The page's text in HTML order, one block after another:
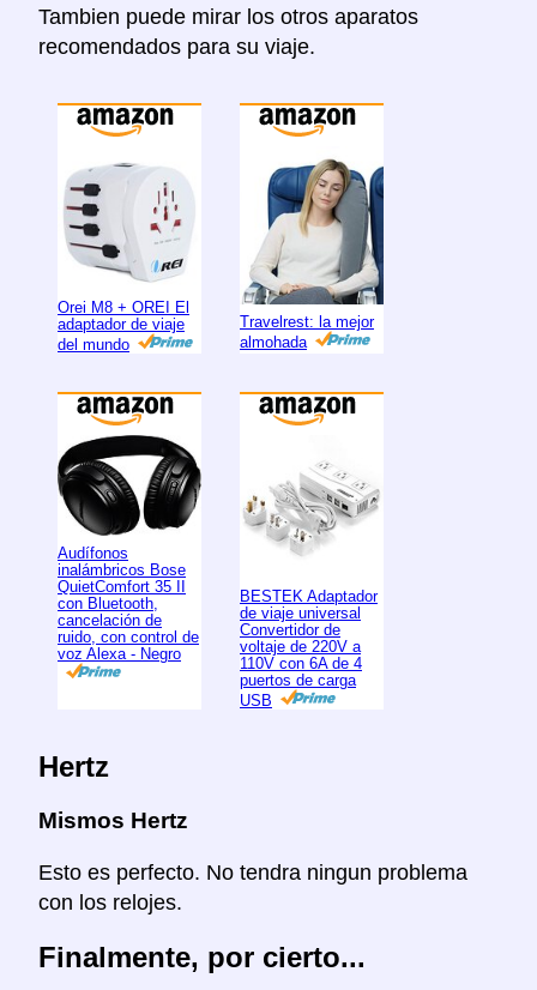
Tambien puede mirar los otros aparatos
recomendados para su viaje.
Orei M8 + OREI El
adaptador de viaje
del mundo
Travelrest: la mejor
almohada
Audífonos
inalámbricos Bose
QuietComfort 35 II
con Bluetooth,
cancelación de
ruido, con control de
voz Alexa - Negro
BESTEK Adaptador
de viaje universal
Convertidor de
voltaje de 220V a
110V con 6A de 4
puertos de carga
USB
Hertz
Mismos Hertz
Esto es perfecto. No tendra ningun problema
con los relojes.
Finalmente, por cierto...